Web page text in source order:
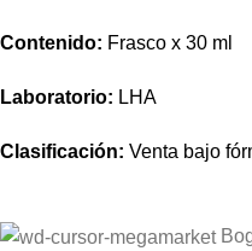
Contenido: Frasco x 30 ml
Laboratorio: LHA
Clasificación: Venta bajo